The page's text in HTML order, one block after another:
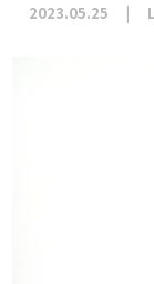
2023.05.25